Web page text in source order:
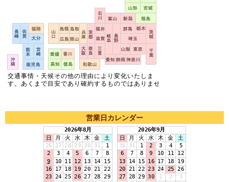
営業日カレンダー